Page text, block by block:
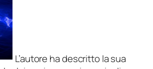
L’autore ha descritto la sua